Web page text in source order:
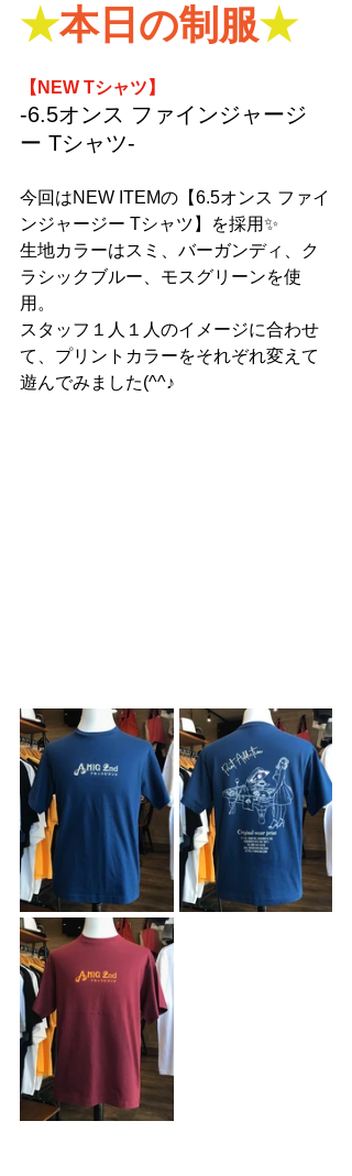
★本日の制服★
【NEW Tシャツ】
-6.5オンス ファインジャージ
ー Tシャツ-
今回はNEW ITEMの【6.5オンス ファイ
ンジャージー Tシャツ】を採用✨
生地カラーはスミ、バーガンディ、ク
ラシックブルー、モスグリーンを使
用。
スタッフ１人１人のイメージに合わせ
て、プリントカラーをそれぞれ変えて
遊んでみました(^^♪